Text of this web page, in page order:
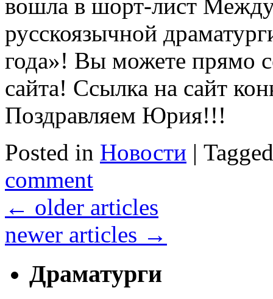
вошла в шорт-лист
русскоязычной
года»! Вы можете прямо
сайта! Ссылка на сайт
Поздравляем Юрия!!!
Posted in Новости |
comment
← older articles
newer articles →
Драматурги